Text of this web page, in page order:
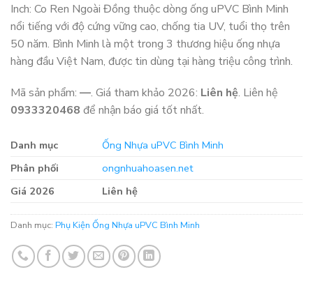
Inch: Co Ren Ngoài Đồng thuộc dòng ống uPVC Bình Minh
nổi tiếng với độ cứng vững cao, chống tia UV, tuổi thọ trên
50 năm. Bình Minh là một trong 3 thương hiệu ống nhựa
hàng đầu Việt Nam, được tin dùng tại hàng triệu công trình.
Mã sản phẩm: —. Giá tham khảo 2026: Liên hệ. Liên hệ
0933320468 để nhận báo giá tốt nhất.
Danh mục
Ống Nhựa uPVC Bình Minh
Phân phối
ongnhuahoasen.net
Giá 2026
Liên hệ
Danh mục: Phụ Kiện Ống Nhựa uPVC Bình Minh